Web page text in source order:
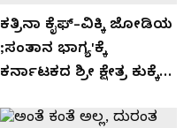
ಕತ್ರಿನಾ ಕೈಫ್-ವಿಕ್ಕಿ ಜೋಡಿಯ
;ಸಂತಾನ ಭಾಗ್ಯ'ಕ್ಕೆ
ಕರ್ನಾಟಕದ ಶ್ರೀ ಕ್ಷೇತ್ರ ಕುಕ್ಕೆ